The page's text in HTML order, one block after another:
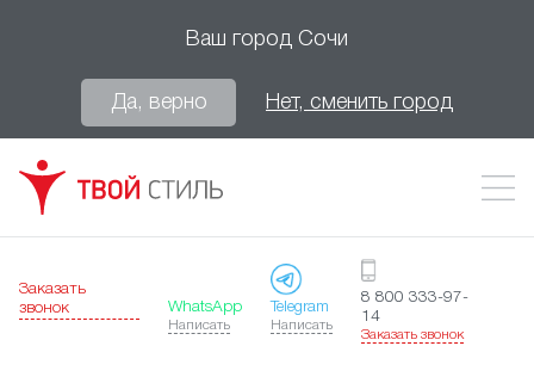
Ваш город Сочи
Да, верно Нет, сменить город
Заказать
звонок
WhatsApp
Написать
Telegram
Написать
8 800 333-97-
14
Заказать звонок